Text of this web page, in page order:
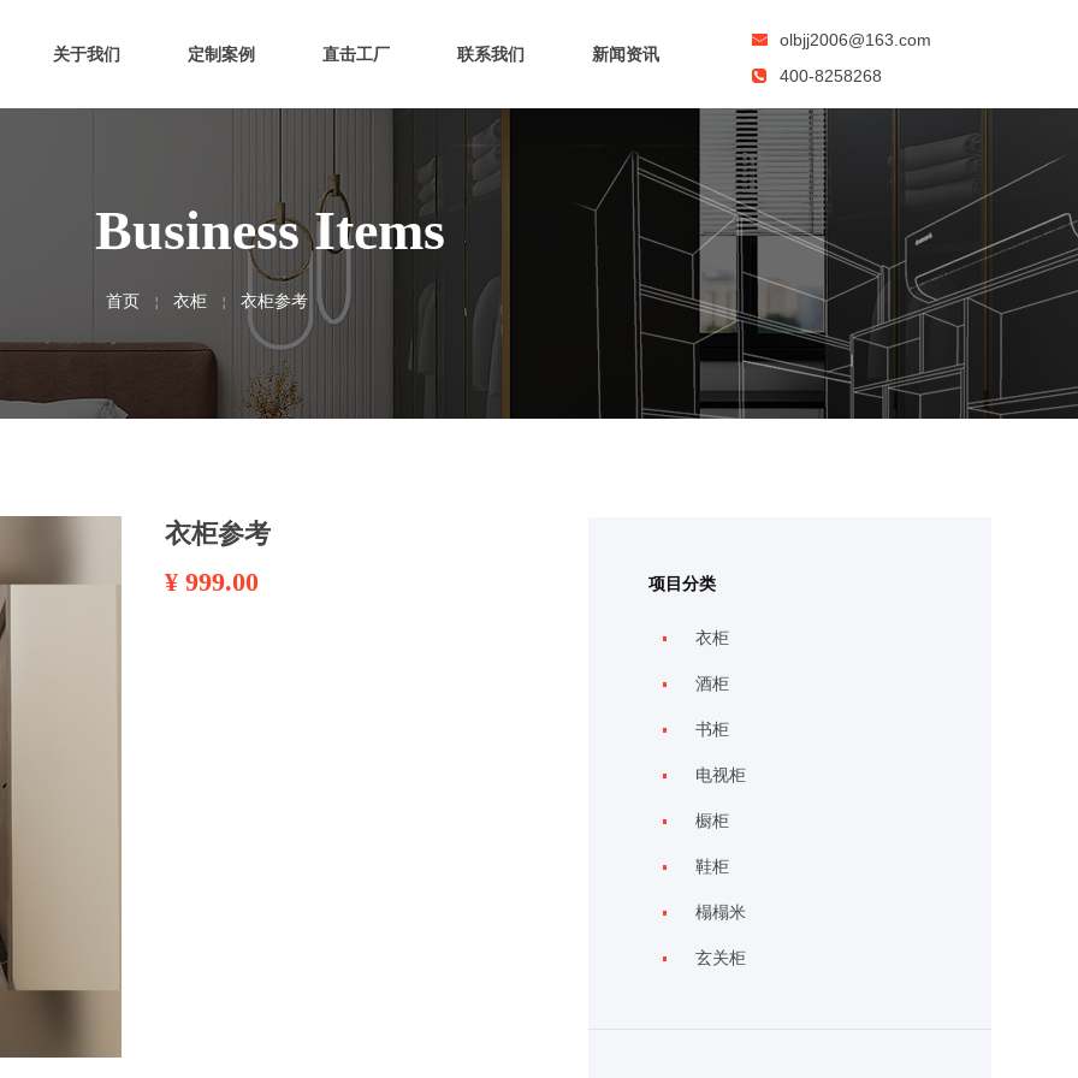
olbjj2006@163.com
400-8258268
/15899875559
关于我们 定制案例 直击工厂 联系我们 新闻资讯
Business Items
首页 ￤ 衣柜 ￤ 衣柜参考
衣柜参考
¥ 999.00
衣柜
酒柜
书柜
电视柜
橱柜
鞋柜
榻榻米
玄关柜
项目分类